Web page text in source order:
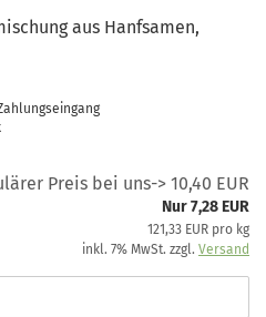
aus Hanfsamen,
Preis bei uns-> 10,40 EUR
Nur 7,28 EUR
121,33 EUR pro kg
inkl. 7% MwSt. zzgl. Versand